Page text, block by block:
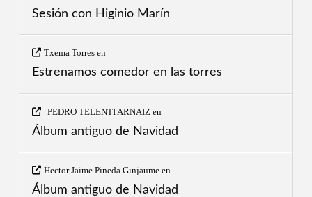
Sesión con Higinio Marín
Txema Torresen
Estrenamos comedor en las torres
PEDRO TELENTI ARNAIZ en
Álbum antiguo de Navidad
Hector Jaime Pineda Ginjaumeen
Álbum antiguo de Navidad